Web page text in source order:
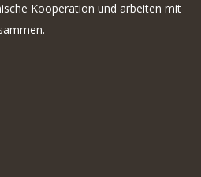
Kooperation und arbeiten mit